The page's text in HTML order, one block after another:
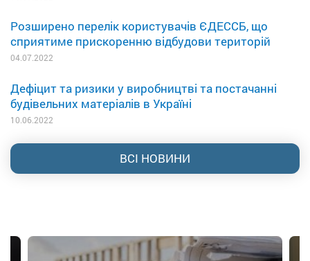
Розширено перелік користувачів ЄДЕССБ, що
сприятиме прискоренню відбудови територій
04.07.2022
Дефіцит та ризики у виробництві та постачанні
будівельних матеріалів в Україні
10.06.2022
ВСІ НОВИНИ